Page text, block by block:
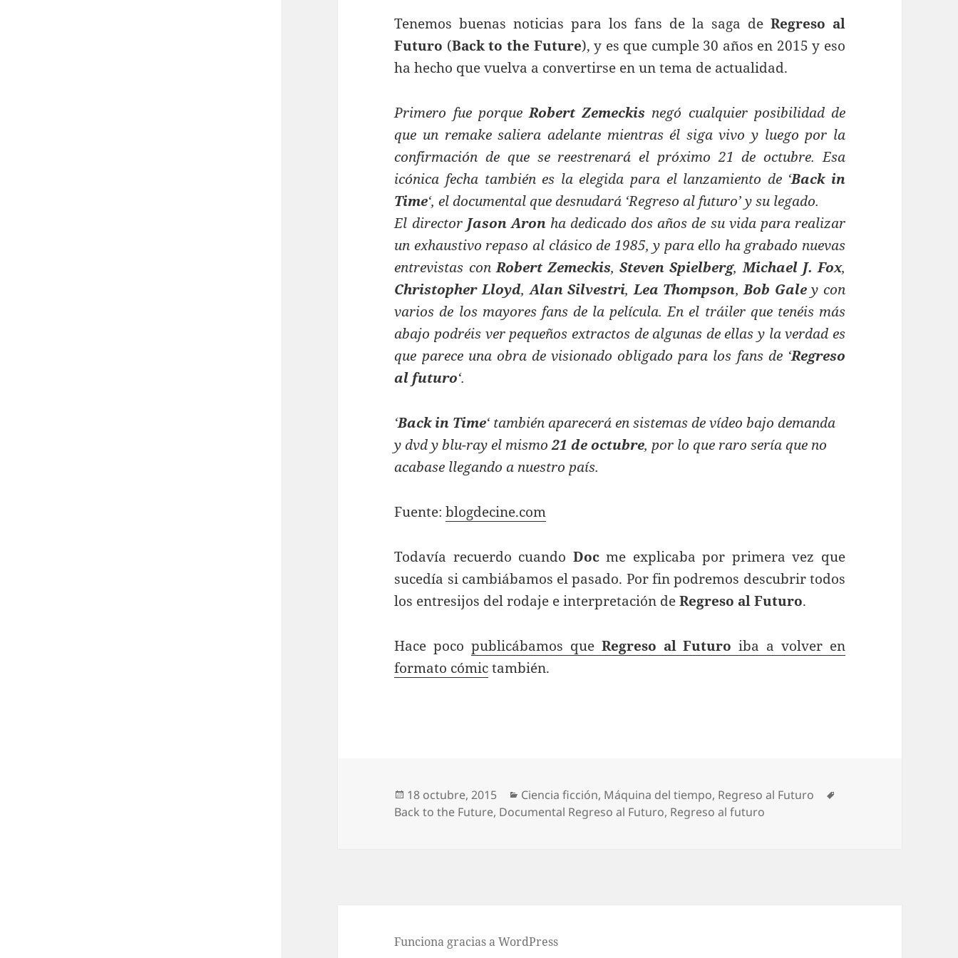
Tenemos buenas noticias para los fans de la saga de Regreso al
Futuro (Back to the Future), y es que cumple 30 años en 2015 y eso
ha hecho que vuelva a convertirse en un tema de actualidad.
Primero fue porqueRobert Zemeckis negó cualquier posibilidad de
que un remake saliera adelante mientras él siga vivo y luego por la
confirmación de que se reestrenará el próximo 21 de octubre. Esa
icónica fecha también es la elegida para el lanzamiento de ‘Back in
Time‘, el documental que desnudará ‘Regreso al futuro’ y su legado.
El director Jason Aronha dedicado dos años de su vida para realizar
un exhaustivo repaso al clásico de 1985, y para ello ha grabado nuevas
entrevistas conRobert Zemeckis,Steven Spielberg,Michael J. Fox,
Christopher Lloyd,Alan Silvestri,Lea Thompson,Bob Galey con
varios de los mayores fans de la película. En el tráiler que tenéis más
abajo podréis ver pequeños extractos de algunas de ellas y la verdad es
que parece una obra de visionado obligado para los fans de ‘Regreso
al futuro‘.
‘Back in Time‘ también aparecerá en sistemas de vídeo bajo demanda
y dvd y blu-ray el mismo21 de octubre, por lo que raro sería que no
acabase llegando a nuestro país.
Fuente:blogdecine.com
Todavía recuerdo cuando Docme explicaba por primera vez que
sucedía si cambiábamos el pasado. Por fin podremos descubrir todos
los entresijos del rodaje e interpretación deRegreso al Futuro.
Hace pocopublicábamos que Regreso al Futuro iba a volver en
formato cómictambién.
Publicado
el
18 octubre, 2015 Categorías
Ciencia ficción, Máquina del tiempo, Regreso al Futuro
Back to the Future, Documental Regreso al Futuro, Regreso al futuro
Funciona gracias a WordPress